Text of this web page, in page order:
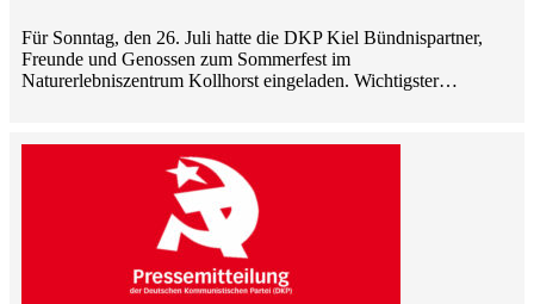
Für Sonntag, den 26. Juli hatte die DKP Kiel Bündnispartner,
Freunde und Genossen zum Sommerfest im
Naturerlebniszentrum Kollhorst eingeladen. Wichtigster…